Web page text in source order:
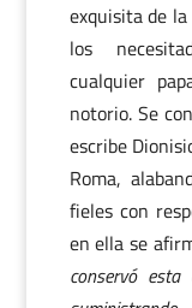
exquisita de
los
cualquier
notorio. Se
escribe
Roma,
fieles con
en ella se
conservó